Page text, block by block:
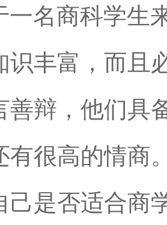
名商科学生
识丰富，而且
善辩，他们具
有很高的情商
己是否适合商